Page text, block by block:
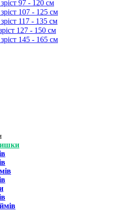
97 - 120 см
107 - 125 см
117 - 135 см
127 - 150 см
145 - 165 см